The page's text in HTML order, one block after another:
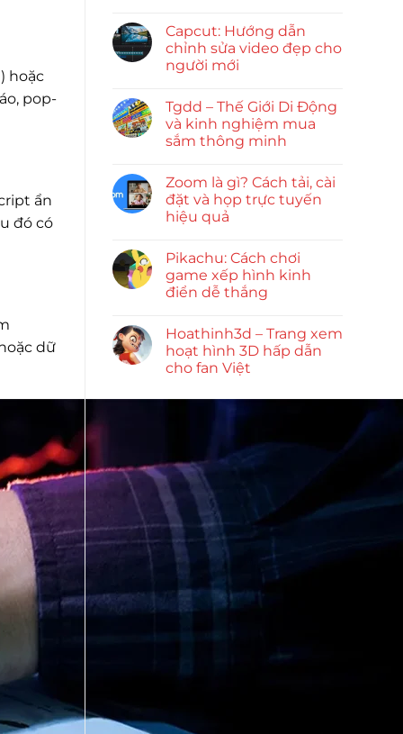
hoặc
pop-
ẩn
đó có
dữ
Capcut: Hướng dẫn
chỉnh sửa video đẹp cho
người mới
Tgdd – Thế Giới Di Động
và kinh nghiệm mua
sắm thông minh
Zoom là gì? Cách tải, cài
đặt và họp trực tuyến
hiệu quả
Pikachu: Cách chơi
game xếp hình kinh
điển dễ thắng
Hoathinh3d – Trang xem
hoạt hình 3D hấp dẫn
cho fan Việt